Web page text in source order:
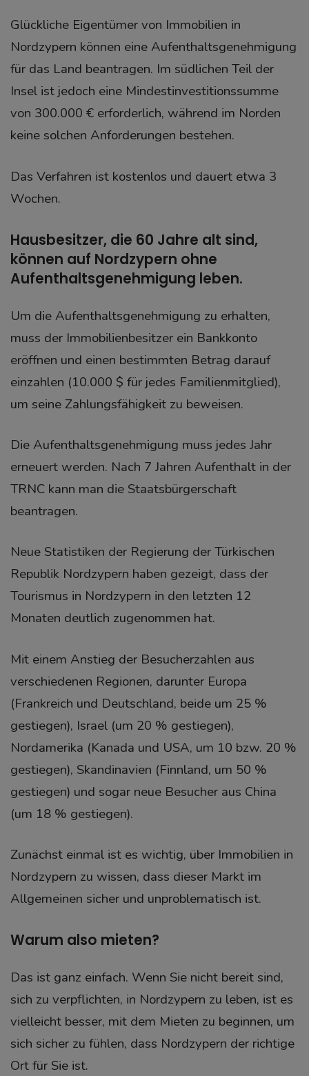
Glückliche Eigentümer von Immobilien in
Nordzypern können eine Aufenthaltsgenehmigung
für das Land beantragen. Im südlichen Teil der
Insel ist jedoch eine Mindestinvestitionssumme
von 300.000 € erforderlich, während im Norden
keine solchen Anforderungen bestehen.
Das Verfahren ist kostenlos und dauert etwa 3
Wochen.
Hausbesitzer, die 60 Jahre alt sind,
können auf Nordzypern ohne
Aufenthaltsgenehmigung leben.
Um die Aufenthaltsgenehmigung zu erhalten,
muss der Immobilienbesitzer ein Bankkonto
eröffnen und einen bestimmten Betrag darauf
einzahlen (10.000 $ für jedes Familienmitglied),
um seine Zahlungsfähigkeit zu beweisen.
Die Aufenthaltsgenehmigung muss jedes Jahr
erneuert werden. Nach 7 Jahren Aufenthalt in der
TRNC kann man die Staatsbürgerschaft
beantragen.
Neue Statistiken der Regierung der Türkischen
Republik Nordzypern haben gezeigt, dass der
Tourismus in Nordzypern in den letzten 12
Monaten deutlich zugenommen hat.
Mit einem Anstieg der Besucherzahlen aus
verschiedenen Regionen, darunter Europa
(Frankreich und Deutschland, beide um 25 %
gestiegen), Israel (um 20 % gestiegen),
Nordamerika (Kanada und USA, um 10 bzw. 20 %
gestiegen), Skandinavien (Finnland, um 50 %
gestiegen) und sogar neue Besucher aus China
(um 18 % gestiegen).
Zunächst einmal ist es wichtig, über Immobilien in
Nordzypern zu wissen, dass dieser Markt im
Allgemeinen sicher und unproblematisch ist.
Warum also mieten?
Das ist ganz einfach. Wenn Sie nicht bereit sind,
sich zu verpflichten, in Nordzypern zu leben, ist es
vielleicht besser, mit dem Mieten zu beginnen, um
sich sicher zu fühlen, dass Nordzypern der richtige
Ort für Sie ist.